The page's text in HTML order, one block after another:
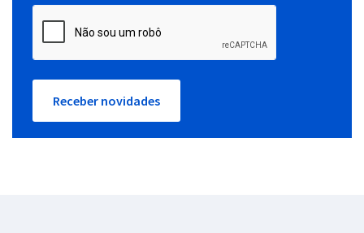
Receber novidades